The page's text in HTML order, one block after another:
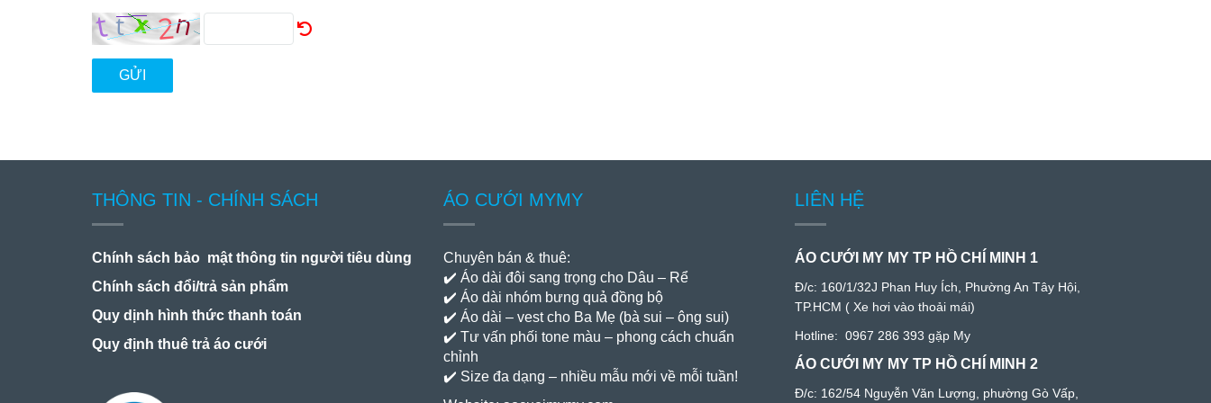
GỬI
THÔNG TIN - CHÍNH SÁCH
Chính sách bảo mật thông tin người tiêu dùng
Chính sách đổi/trả sản phẩm
Quy dịnh hình thức thanh toán
Quy định thuê trả áo cưới
ÁO CƯỚI MYMY
Chuyên bán & thuê:
✔️ Áo dài đôi sang trọng cho Dâu – Rể
✔️ Áo dài nhóm bưng quả đồng bộ
✔️ Áo dài – vest cho Ba Mẹ (bà sui – ông sui)
✔️ Tư vấn phối tone màu – phong cách chuẩn
chỉnh
✔️ Size đa dạng – nhiều mẫu mới về mỗi tuần!
LIÊN HỆ
ÁO CƯỚI MY MY TP HỒ CHÍ MINH 1
Đ/c: 160/1/32J Phan Huy Ích, Phường An Tây Hội,
TP.HCM ( Xe hơi vào thoải mái)
Hotline: 0967 286 393 gặp My
ÁO CƯỚI MY MY TP HỒ CHÍ MINH 2
Đ/c: 162/54 Nguyễn Văn Lượng, phường Gò Vấp,